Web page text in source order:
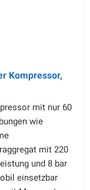
Kompressor,
mit nur 60
wie
mit 220
und 8 bar
einsetzbar